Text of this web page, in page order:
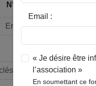
N° Indice / Revue :
Email :
« Je désire être
l’association »
En soumettant ce